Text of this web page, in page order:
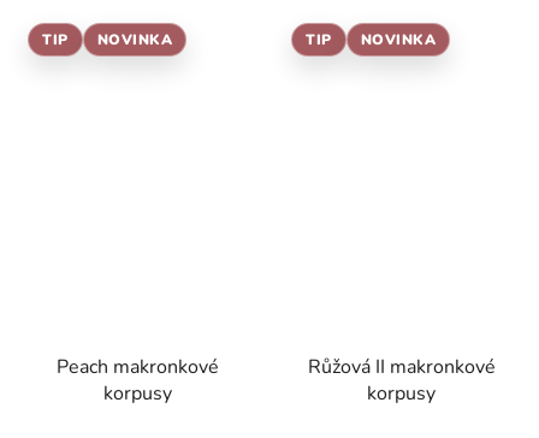
TIP NOVINKA
Peach makronkové
korpusy
TIP NOVINKA
Růžová II makronkové
korpusy